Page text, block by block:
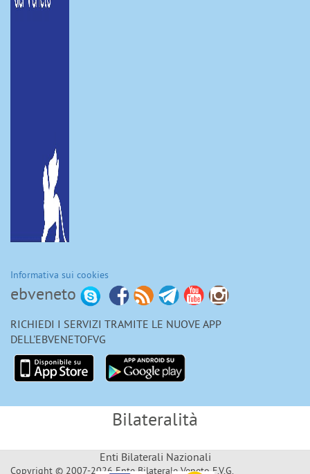
Informativa sui cookies
ebveneto
RICHIEDI I SERVIZI TRAMITE LE NUOVE APP
DELL'EBVENETOFVG
Bilateralità
Enti Bilaterali Nazionali
Copyright © 2007-2026 Ente Bilaterale Veneto F.V.G.